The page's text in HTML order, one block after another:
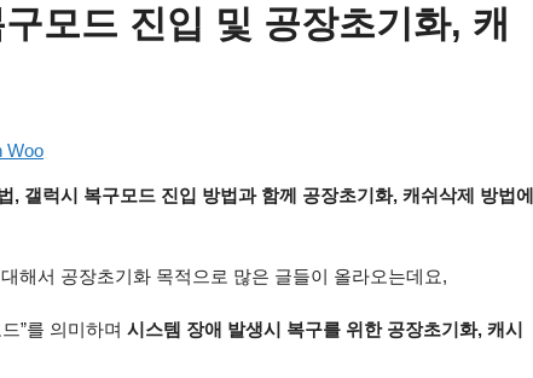
모드 진입 및 공장초기화, 캐
Woo
, 갤럭시 복구모드 진입 방법과 함께 공장초기화, 캐쉬삭제 방법에
해서 공장초기화 목적으로 많은 글들이 올라오는데요,
”를 의미하며 시스템 장애 발생시 복구를 위한 공장초기화, 캐시